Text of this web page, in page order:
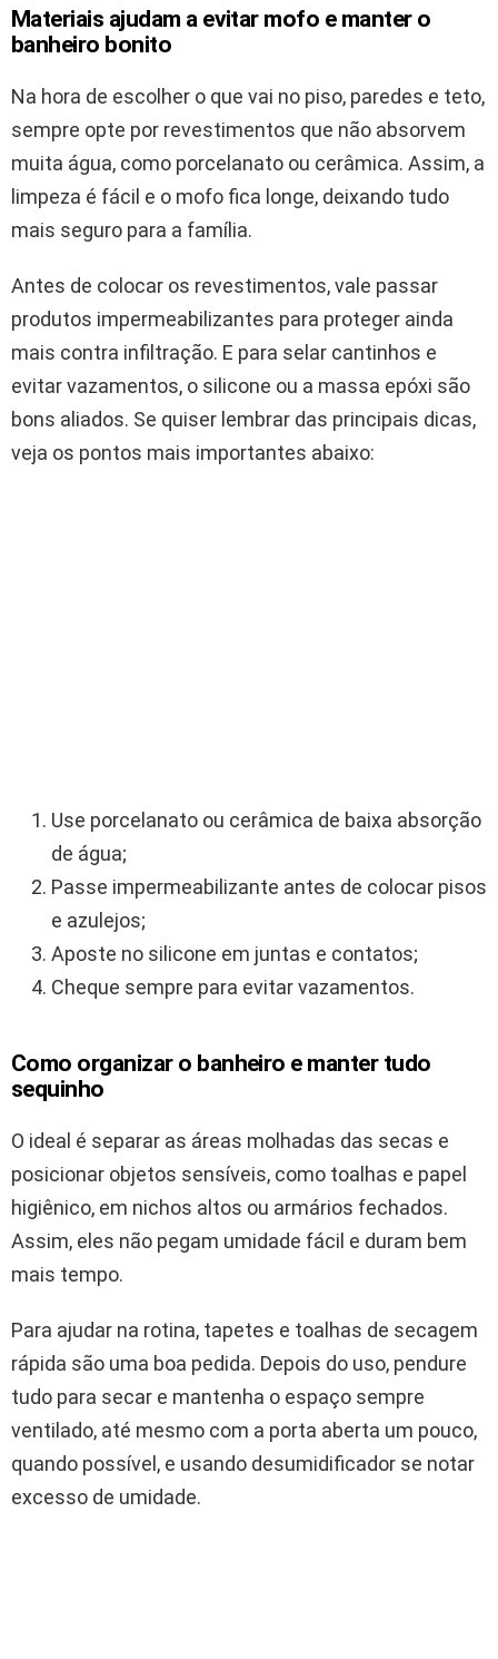
Materiais ajudam a evitar mofo e manter o
banheiro bonito
Na hora de escolher o que vai no piso, paredes e teto,
sempre opte por revestimentos que não absorvem
muita água, como porcelanato ou cerâmica. Assim, a
limpeza é fácil e o mofo fica longe, deixando tudo
mais seguro para a família.
Antes de colocar os revestimentos, vale passar
produtos impermeabilizantes para proteger ainda
mais contra infiltração. E para selar cantinhos e
evitar vazamentos, o silicone ou a massa epóxi são
bons aliados. Se quiser lembrar das principais dicas,
veja os pontos mais importantes abaixo:
Use porcelanato ou cerâmica de baixa absorção
de água;
Passe impermeabilizante antes de colocar pisos
e azulejos;
Aposte no silicone em juntas e contatos;
Cheque sempre para evitar vazamentos.
Como organizar o banheiro e manter tudo
sequinho
O ideal é separar as áreas molhadas das secas e
posicionar objetos sensíveis, como toalhas e papel
higiênico, em nichos altos ou armários fechados.
Assim, eles não pegam umidade fácil e duram bem
mais tempo.
Para ajudar na rotina, tapetes e toalhas de secagem
rápida são uma boa pedida. Depois do uso, pendure
tudo para secar e mantenha o espaço sempre
ventilado, até mesmo com a porta aberta um pouco,
quando possível, e usando desumidificador se notar
excesso de umidade.